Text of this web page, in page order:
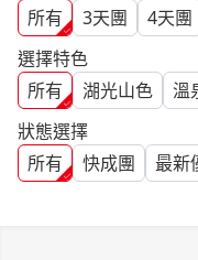
所有
3天團 4天團
選擇特色
所有
湖光山色 溫
狀態選擇
所有
快成團 最新